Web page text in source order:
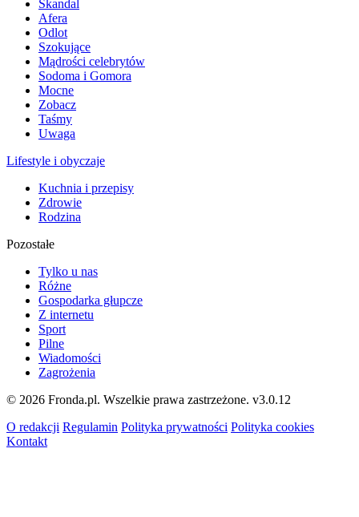
Skandal
Afera
Odlot
Szokujące
Mądrości celebrytów
Sodoma i Gomora
Mocne
Zobacz
Taśmy
Uwaga
Lifestyle i obyczaje
Kuchnia i przepisy
Zdrowie
Rodzina
Pozostałe
Tylko u nas
Różne
Gospodarka głupcze
Z internetu
Sport
Pilne
Wiadomości
Zagrożenia
© 2026 Fronda.pl. Wszelkie prawa zastrzeżone. v3.0.12
O redakcji Regulamin Polityka prywatności Polityka cookies
Kontakt